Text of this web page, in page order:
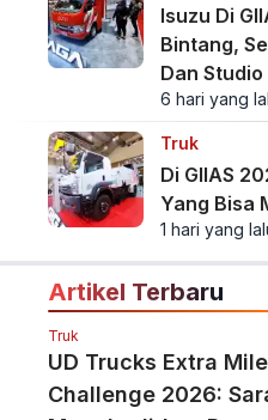
6 hari yang
Bus
Bus Fuso
Untuk
Pariwisata
5 hari yang
Truk
Isuzu Di
Dan
Truk
Di GIIAS